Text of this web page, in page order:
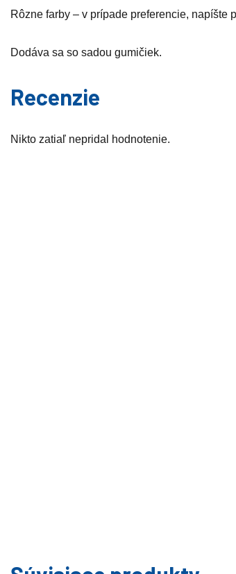
Rôzne farby – v prípade preferencie, napíšte
Dodáva sa so sadou gumičiek.
Recenzie
Nikto zatiaľ nepridal hodnotenie.